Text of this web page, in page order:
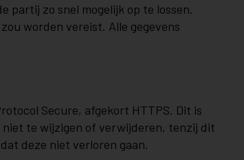
partij zo snel mogelijk op te lossen.
worden vereist. Alle gegevens
Secure, afgekort HTTPS. Dit is
niet te wijzigen of verwijderen, tenzij dit
deze niet verloren gaan.